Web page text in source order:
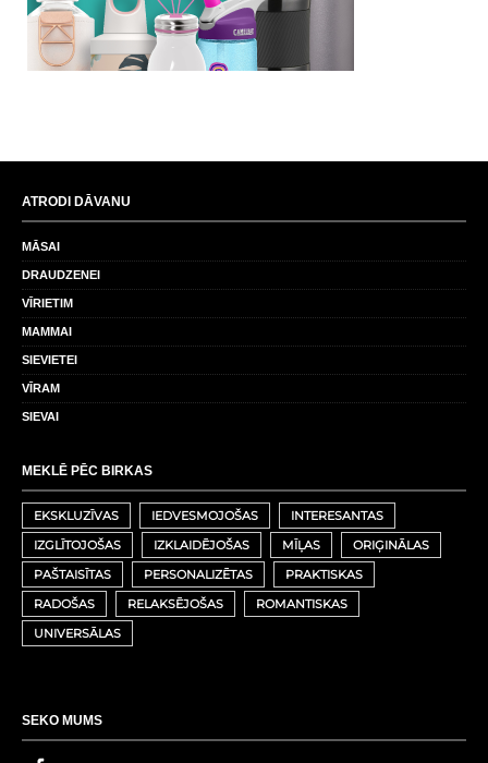
ATRODI DĀVANU
MĀSAI
DRAUDZENEI
VĪRIETIM
MAMMAI
SIEVIETEI
VĪRAM
SIEVAI
MEKLĒ PĒC BIRKAS
EKSKLUZĪVAS IEDVESMOJOŠAS
INTERESANTAS
IZGLĪTOJOŠAS
IZKLAIDĒJOŠAS MĪĻAS
ORIĢINĀLAS
PAŠTAISĪTAS
PERSONALIZĒTAS
PRAKTISKAS
RADOŠAS
RELAKSĒJOŠAS
ROMANTISKAS
UNIVERSĀLAS
SEKO MUMS